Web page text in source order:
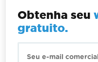
Obtenha seu
gratuito.